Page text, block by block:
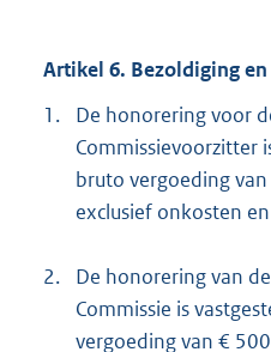
Artikel 6. Bezoldiging
1.
De honorering voor
Commissievoorzitter
bruto vergoeding
exclusief onkosten en
2.
De honorering van
Commissie is
vergoeding van €